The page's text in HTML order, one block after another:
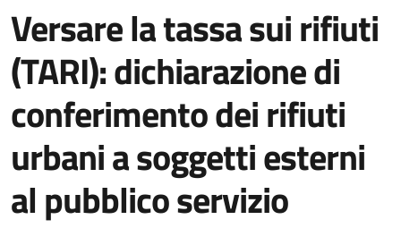
Versare la tassa sui rifiuti
(TARI): dichiarazione di
conferimento dei rifiuti
urbani a soggetti esterni
al pubblico servizio